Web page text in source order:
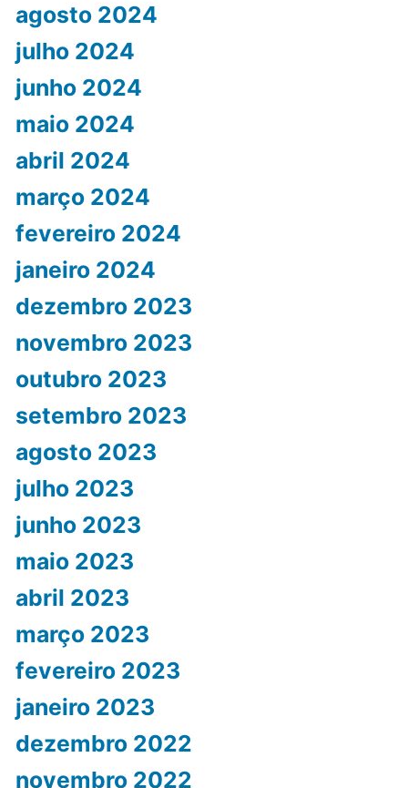
agosto 2024
julho 2024
junho 2024
maio 2024
abril 2024
março 2024
fevereiro 2024
janeiro 2024
dezembro 2023
novembro 2023
outubro 2023
setembro 2023
agosto 2023
julho 2023
junho 2023
maio 2023
abril 2023
março 2023
fevereiro 2023
janeiro 2023
dezembro 2022
novembro 2022